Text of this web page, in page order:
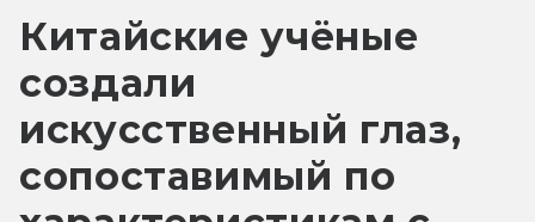
Китайские учёные
создали
искусственный глаз,
сопоставимый по